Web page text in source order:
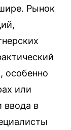
Рынок
особенно
или
ввода в